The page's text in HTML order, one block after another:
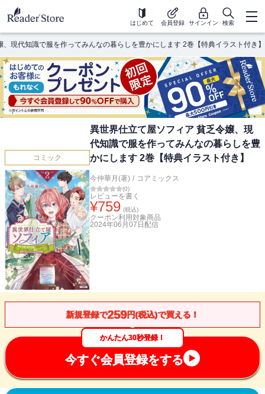
はじめて 会員登録 サインイン 検索
現代知識で服を作ってみんなの暮らしを豊かにします 2巻【特典イラスト付き】
コミック
異世界仕立て屋ソフィア 貧乏令嬢、現
代知識で服を作ってみんなの暮らしを豊
かにします 2巻【特典イラスト付き】
今仲華月(著) / コアミックス
(0)
レビューを書く
¥759 (税込)
クーポン利用対象商品
2024年06月07日 配信
新規登録で259円(税込)で買える！
かんたん30秒登録！
今すぐ会員登録をする